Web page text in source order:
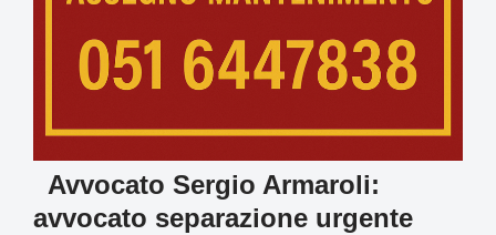
Avvocato Sergio Armaroli:
avvocato separazione urgente